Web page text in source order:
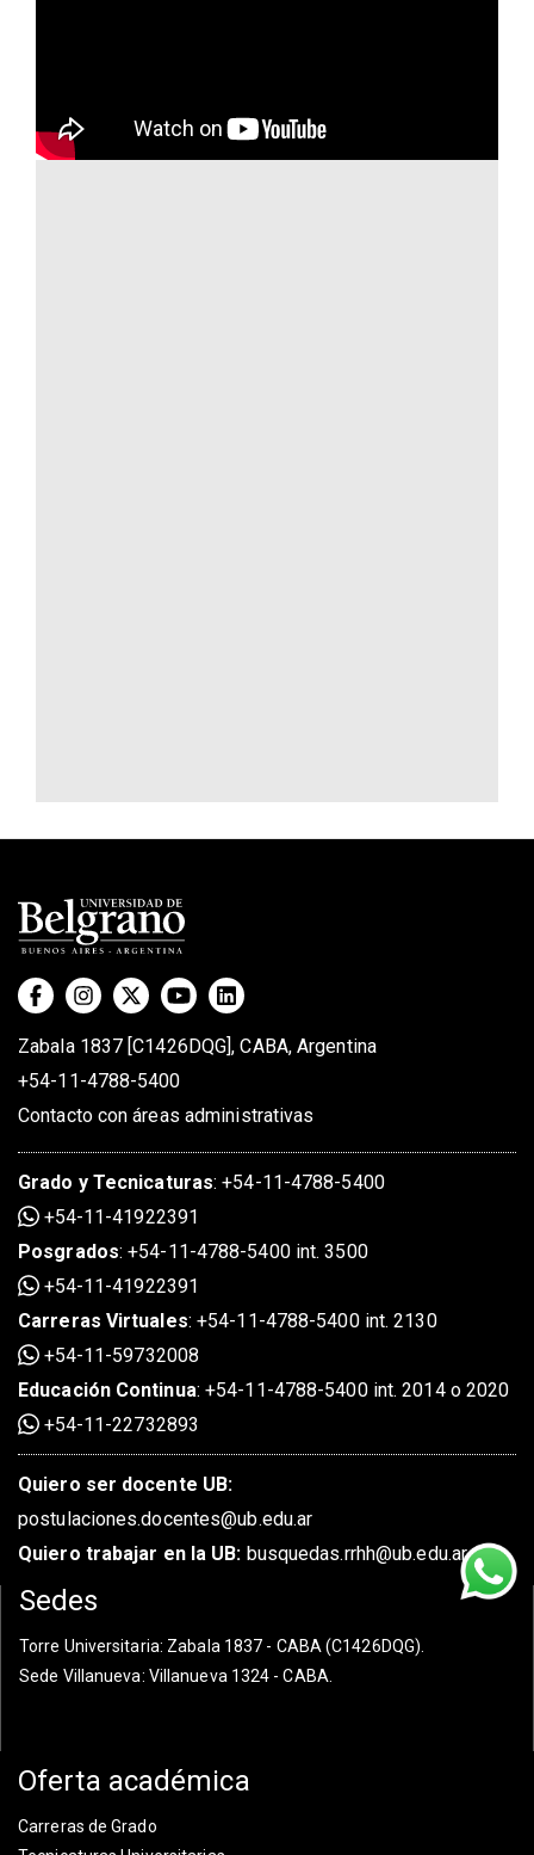
Zabala 1837 [C1426DQG], CABA, Argentina
+54-11-4788-5400
Contacto con áreas administrativas
Grado y Tecnicaturas:+54-11-4788-5400
+54-11-41922391
Posgrados:+54-11-4788-5400 int. 3500
+54-11-41922391
Carreras Virtuales:+54-11-4788-5400 int. 2130
+54-11-59732008
Educación Continua:+54-11-4788-5400 int. 2014 o 2020
+54-11-22732893
Quiero ser docente UB:
postulaciones.docentes@ub.edu.ar
Quiero trabajar en la UB: busquedas.rrhh@ub.edu.ar
Sedes
Torre Universitaria: Zabala 1837 - CABA (C1426DQG).
Sede Villanueva: Villanueva 1324 - CABA.
Oferta académica
Carreras de Grado